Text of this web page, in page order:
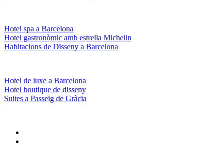
Hotel spa a Barcelona
Hotel gastronòmic amb estrella Michelin
Habitacions de Disseny a Barcelona
Hotel de luxe a Barcelona
Hotel boutique de disseny
Suites a Passeig de Gràcia